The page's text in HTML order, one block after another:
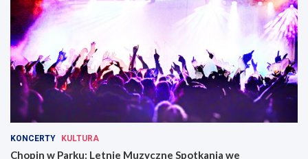
KONCERTY KULTURA
Chopin w Parku: Letnie Muzyczne Spotkania we